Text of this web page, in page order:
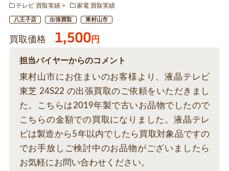
テレビ 買取実績
家電 買取実績
八王子店 出張買取 東村山市
買取価格 1,500円
担当バイヤーからのコメント
東村山市にお住まいのお客様より、液晶テレビ
東芝 24S22 の出張買取のご依頼をいただきまし
た。こちらは2019年製で古いお品物でしたので
こちらの金額での買取になりました。液晶テレ
ビは製造から5年以内でしたら買取対象品ですの
でお手放しご検討中のお品物がございましたら
お気軽にお問い合わせください。